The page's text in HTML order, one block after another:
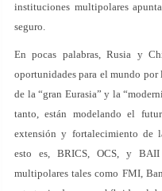
instituciones multipolares
seguro.
En pocas palabras, Rusia y
oportunidades para el mundo por
de la “gran Eurasia” y la
tanto, están modelando el
extensión y fortalecimiento de
esto es, BRICS, OCS, y
multipolares tales como FMI,